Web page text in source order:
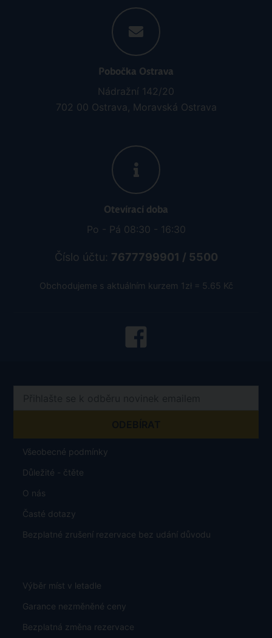
Pobočka Ostrava
Nádražní 142/20
702 00 Ostrava, Moravská Ostrava
Otevírací doba
Po - Pá 08:30 - 16:30
Číslo účtu: 7677799901 / 5500
Obchodujeme s aktuálním kurzem 1zł = 5.65 Kč
Všeobecné podmínky
Důležité - čtěte
O nás
Časté dotazy
Bezplatné zrušení rezervace bez udání důvodu
Výběr míst v letadle
Garance nezměněné ceny
Bezplatná změna rezervace